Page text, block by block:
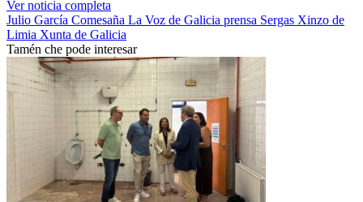
Ver noticia completa
Julio García Comesaña La Voz de Galicia prensa Sergas Xinzo de
Limia Xunta de Galicia
Tamén che pode interesar